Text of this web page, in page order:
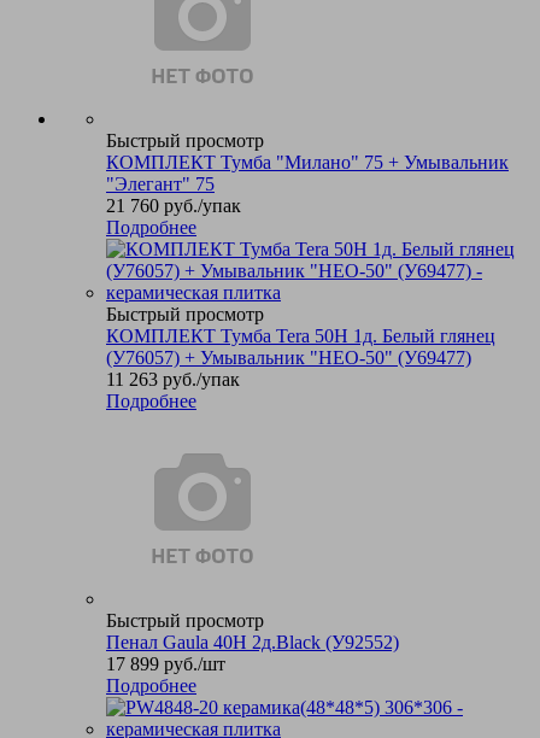
Быстрый просмотр
КОМПЛЕКТ Тумба "Милано" 75 + Умывальник
"Элегант" 75
21 760 руб./упак
Подробнее
Быстрый просмотр
КОМПЛЕКТ Тумба Tera 50Н 1д. Белый глянец
(У76057) + Умывальник "НЕО-50" (У69477)
11 263 руб./упак
Подробнее
Быстрый просмотр
Пенал Gaula 40Н 2д.Black (У92552)
17 899 руб./шт
Подробнее